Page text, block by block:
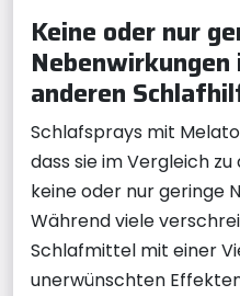
Keine oder nur
Nebenwirkungen
anderen
Schlafsprays mit
dass sie im Vergleich
keine oder nur geringe
Während viele
Schlafmittel mit einer
unerwünschten